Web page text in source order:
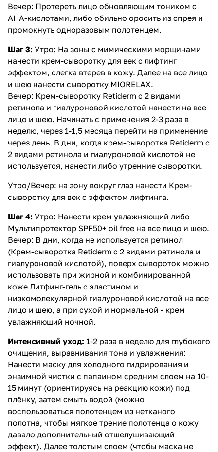
Вечер: Протереть лицо обновляющим тоником с
АНА-кислотами, либо обильно оросить из спрея и
промокнуть одноразовым полотенцем.
Шаг 3: Утро: На зоны с мимическими морщинами
нанести крем-сыворотку для век с лифтинг
эффектом, слегка втерев в кожу. Далее на все лицо
и шею нанести сыворотку MIORELAX.
Вечер: Крем-сыворотку Retiderm c 2 видами
ретинола и гиалуроновой кислотой нанести на все
лицо и шею. Начинать с применения 2-3 раза в
неделю, через 1-1,5 месяца перейти на применение
через день. В дни, когда крем-сыворотка Retiderm c
2 видами ретинола и гиалуроновой кислотой не
используется, нанести либо утренние сыворотки.
Утро/Вечер: на зону вокруг глаз нанести Крем-
сыворотку для век с эффектом лифтинга.
Шаг 4: Утро: Нанести крем увлажняющий либо
Мультипротектор SPF50+ oil free на все лицо и шею.
Вечер: В дни, когда не используется ретинол
(Крем-сыворотка Retiderm c 2 видами ретинола и
гиалуроновой кислотой), поверх сывороток можно
использовать при жирной и комбинированной
коже Литфинг-гель с эластином и
низкомолекулярной гиалуроновой кислотой на все
лицо и шею, а при сухой и нормальной - крем
увлажняющий ночной.
Интенсивный уход: 1-2 раза в неделю для глубокого
очищения, выравнивания тона и увлажнения:
Нанести маску для холодного гидрирования и
энзимной чистки с папаином средним слоем на 10-
15 минут (ориентируясь на реакцию кожи) под
плёнку, затем смыть водой (можно
воспользоваться полотенцем из нетканого
полотна, чтобы мягкое трение полотенца о кожу
давало дополнительный отшелушивающий
эффект). Далее толстым слоем (чтобы маска не